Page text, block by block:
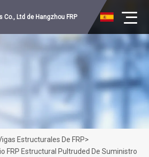
Co., Ltd de Hangzhou FRP
Estructurales De FRP>
FRP Estructural Pultruded De Suministro